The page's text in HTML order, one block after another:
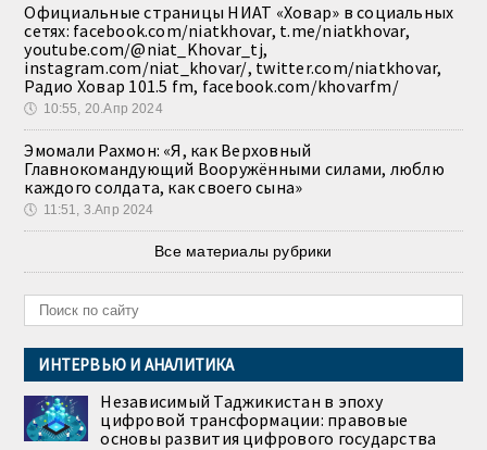
Официальные страницы НИАТ «Ховар» в социальных
сетях: facebook.com/niatkhovar, t.me/niatkhovar,
youtube.com/@niat_Khovar_tj,
instagram.com/niat_khovar/, twitter.com/niatkhovar,
Радио Ховар 101.5 fm, facebook.com/khovarfm/
🕔 10:55, 20.Апр 2024
Эмомали Рахмон: «Я, как Верховный
Главнокомандующий Вооружёнными силами, люблю
каждого солдата, как своего сына»
🕔 11:51, 3.Апр 2024
Все материалы рубрики
ИНТЕРВЬЮ И АНАЛИТИКА
Независимый Таджикистан в эпоху
цифровой трансформации: правовые
основы развития цифрового государства